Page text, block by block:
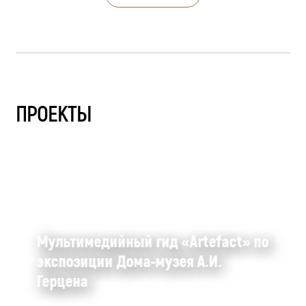
ПРОЕКТЫ
Мультимедийный гид «Artefact» по
экспозиции Дома-музея А.И.
Герцена